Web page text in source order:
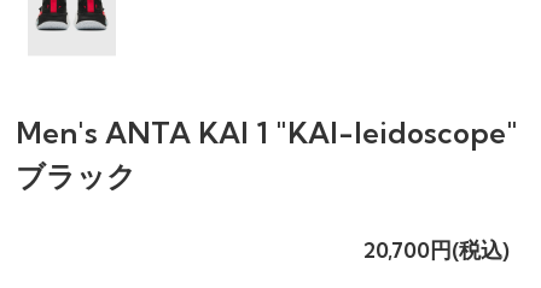
Men's ANTA KAI 1 "KAI-leidoscope"
ブラック
20,700円(税込)